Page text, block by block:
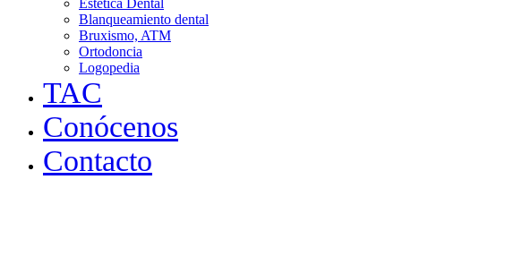
Estética Dental
Blanqueamiento dental
Bruxismo, ATM
Ortodoncia
Logopedia
TAC
Conócenos
Contacto